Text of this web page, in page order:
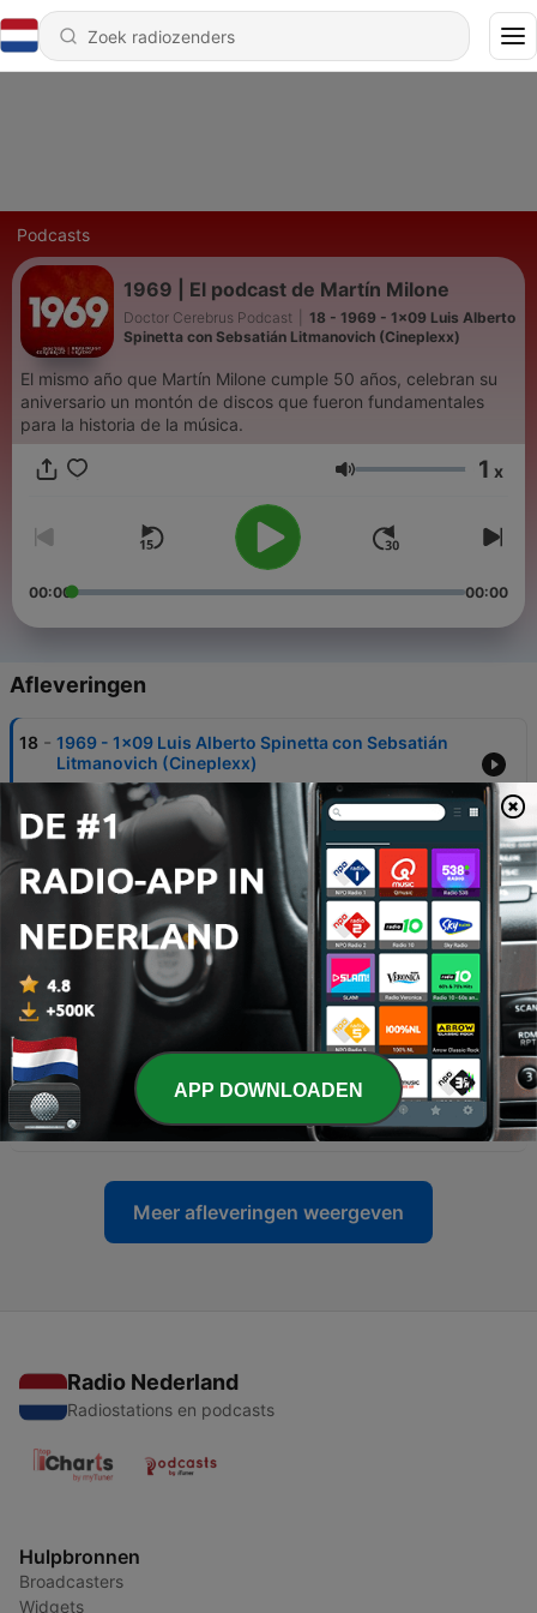
Podcasts
1969 | El podcast de Martín Milone
Doctor Cerebrus Podcast
18 - 1969 - 1x09 Luis Alberto
Spinetta con Sebsatián Litmanovich (Cineplexx)
El mismo año que Martín Milone cumple 50 años, celebran su
aniversario un montón de discos que fueron fundamentales
para la historia de la música.
Volume 1 x
00:00 00:00
Afleveringen
18 - 1969 - 1x09 Luis Alberto Spinetta con Sebsatián
Litmanovich (Cineplexx)
18 jul. 2019
17 - 1969 1x06 | Nick Drake con Sebastian Litmanovich
25 jun. 2019
16 - 1969 1x05 | The Velvet Underground (Con
Gonzalo Schiaffino)
25 jun. 2019
15 - 1969 1x04 | The Doors con Ángel Ramos
22 apr. 2019
14 - 1969 1x03 | The Beatles con Chris Val
11 apr. 2019
Meer afleveringen weergeven
Radio Nederland
Radiostations en podcasts
Hulpbronnen
Broadcasters
Widgets
APP DOWNLOADEN